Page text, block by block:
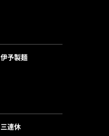
伊予製麺
三連休